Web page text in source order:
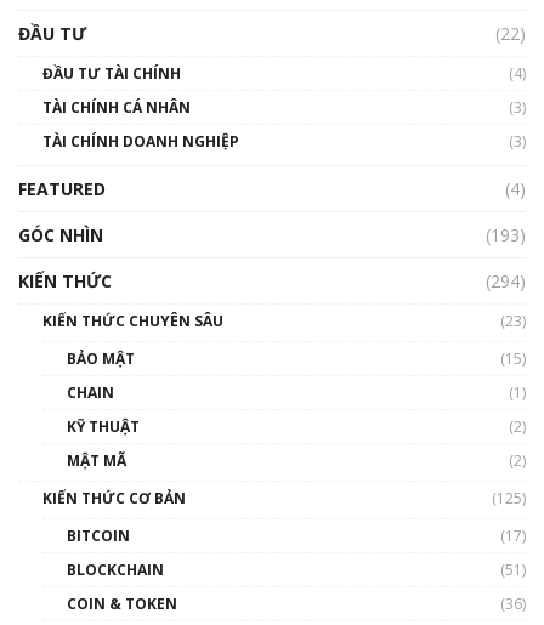
00:02:14
Nhìn lại năm 2022: Những sự kiện ảnh hưởng
đến hệ sinh thái tiền mã hoá | Phổ cập
00:43:47
như thể nào?
00:39:31
ĐẦU TƯ
(22)
ĐẦU TƯ TÀI CHÍNH
(4)
TÀI CHÍNH CÁ NHÂN
(3)
TÀI CHÍNH DOANH NGHIỆP
(3)
FEATURED
(4)
GÓC NHÌN
(193)
KIẾN THỨC
(294)
KIẾN THỨC CHUYÊN SÂU
(23)
BẢO MẬT
(15)
CHAIN
(1)
KỸ THUẬT
(2)
MẬT MÃ
(2)
KIẾN THỨC CƠ BẢN
(125)
BITCOIN
(17)
BLOCKCHAIN
(51)
COIN & TOKEN
(36)